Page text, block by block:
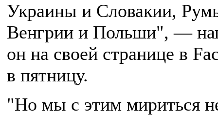
Украины и Словакии,
Венгрии и Польши", —
он на своей странице в
в пятницу.
"Но мы с этим мириться